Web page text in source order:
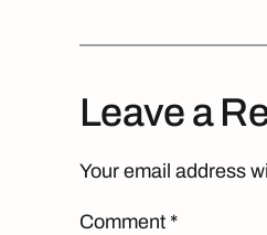
Leave a
Your email address
Comment *